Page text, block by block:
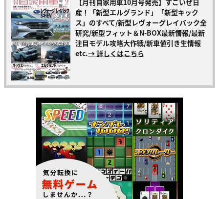
【月刊自家用車10月号発売】すごいぜ日
産！「新型エルグランド」「新型キック
ス」のすべて/新型レヴォーグレイバック全
研究/新型フィット＆N-BOX最新情報/最新
注目モデル攻略大作戦/新車値引き生情報
etc.→ 詳しくはこちら